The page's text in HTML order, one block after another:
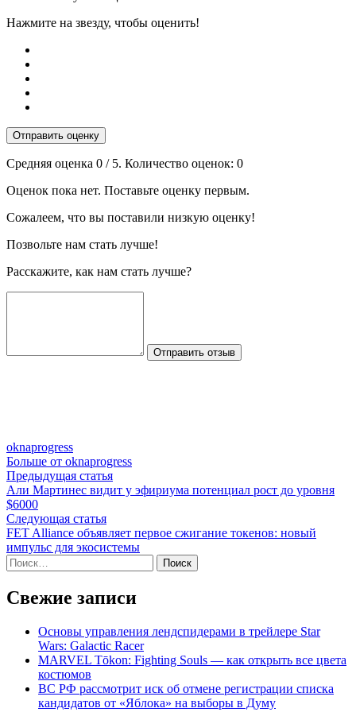
Нажмите на звезду, чтобы оценить!
Отправить оценку
Средняя оценка 0 / 5. Количество оценок: 0
Оценок пока нет. Поставьте оценку первым.
Сожалеем, что вы поставили низкую оценку!
Позвольте нам стать лучше!
Расскажите, как нам стать лучше?
Отправить отзыв
oknaprogress
Больше от oknaprogress
Навигация
по
записям
Предыдущая статьяПредыдущая
статья:
Али Мартинес видит у эфириума потенциал рост до уровня
$6000
Следующая статьяСледующая
статья:
FET Alliance объявляет первое сжигание токенов: новый
импульс для экосистемы
Найти:
Свежие записи
Основы управления лендспидерами в трейлере Star
Wars: Galactic Racer
MARVEL Tōkon: Fighting Souls — как открыть все цвета
костюмов
ВС РФ рассмотрит иск об отмене регистрации списка
кандидатов от «Яблока» на выборы в Думу